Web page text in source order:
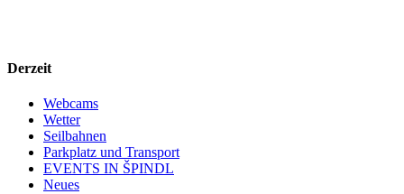
Derzeit
Webcams
Wetter
Seilbahnen
Parkplatz und Transport
EVENTS IN ŠPINDL
Neues